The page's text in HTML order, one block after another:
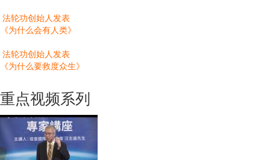
法轮功创始人发表
《为什么会有人类》
法轮功创始人发表
《为什么要救度众生》
重点视频系列